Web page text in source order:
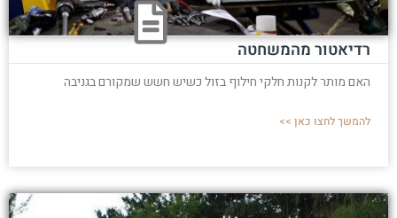
רדיאטור מהמשחטה
האם מותר לקנות חלקי חילוף בזול כשיש חשש שמקורם בגניבה
להמשך לחצו כאן >>